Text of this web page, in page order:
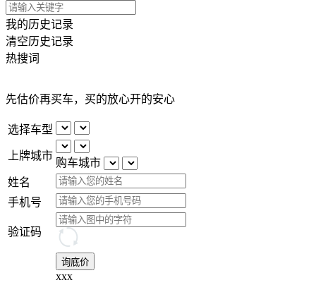
我的历史记录
清空历史记录
热搜词
先估价再买车，买的放心开的安心
选择车型
上牌城市
购车城市
姓名
手机号
验证码
询底价
xxx